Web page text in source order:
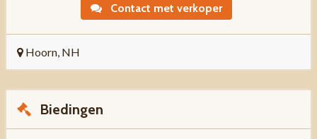
Contact met verkoper
Hoorn, NH
Biedingen